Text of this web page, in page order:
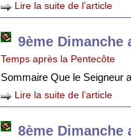
Lire la suite de l’article
9ème Dimanche
Temps après la Pentecôte
Sommaire Que le Seigneur
Lire la suite de l’article
8ème Dimanche